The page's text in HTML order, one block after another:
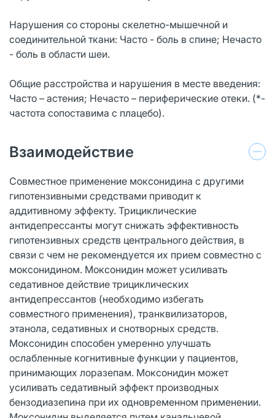
Нарушения со стороны скелетно-мышечной и
соединительной ткани: Часто - боль в спине; Нечасто
- боль в области шеи.
Общие расстройства и нарушения в месте введения:
Часто – астения; Нечасто – периферические отеки. (*-
частота сопоставима с плацебо).
Взаимодействие
Совместное применение моксонидина с другими
гипотензивными средствами приводит к
аддитивному эффекту. Трициклические
антидепрессанты могут снижать эффективность
гипотензивных средств центрального действия, в
связи с чем не рекомендуется их прием совместно с
моксонидином. Моксонидин может усиливать
седативное действие трициклических
антидепрессантов (необходимо избегать
совместного применения), транквилизаторов,
этанола, седативных и снотворных средств.
Моксонидин способен умеренно улучшать
ослабленные когнитивные функции у пациентов,
принимающих лоразепам. Моксонидин может
усиливать седативный эффект производных
бензодиазепина при их одновременном применении.